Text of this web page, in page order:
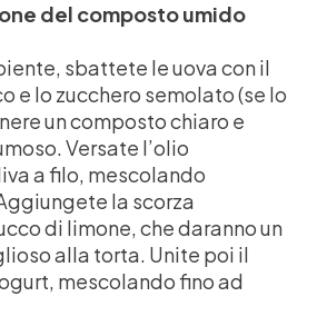
del composto umido
sbattete le uova con il
e lo zucchero semolato (se lo
un composto chiaro e
Versate l’olio
a filo, mescolando
la scorza
di limone, che daranno un
alla torta. Unite poi il
mescolando fino ad